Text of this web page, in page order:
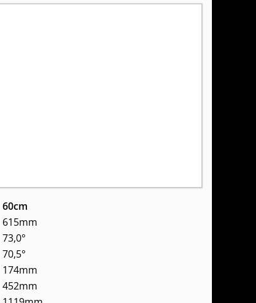
60cm
615mm
73,0°
70,5°
174mm
452mm